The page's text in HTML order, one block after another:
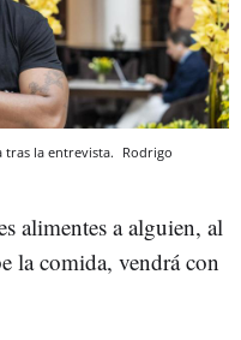
tras la entrevista. Rodrigo
alimentes a alguien, al
la comida, vendrá con